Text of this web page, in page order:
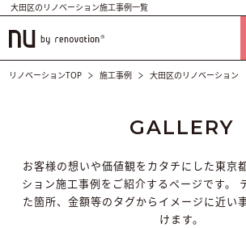
大田区のリノベーション施工事例一覧
リノベーションTOP 施工事例 大田区のリノベーション
GALLERY
お客様の想いや価値観をカタチにした東京
ション施工事例をご紹介するページです。
た箇所、金額等のタグからイメージに近い
けます。